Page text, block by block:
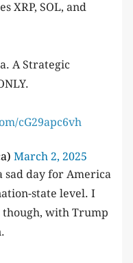
XRP, SOL, and
A Strategic
cG29apc6vh
March 2, 2025
sad day for America
state level. I
though, with Trump